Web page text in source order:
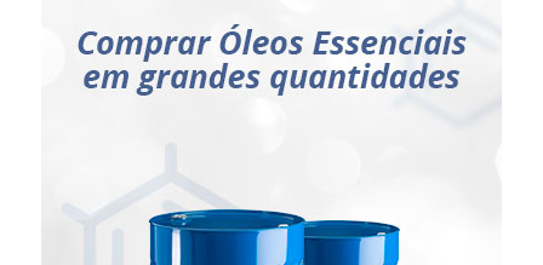
Ideal para:
Industrias farmacêuticas;
Industrias alimentícias.